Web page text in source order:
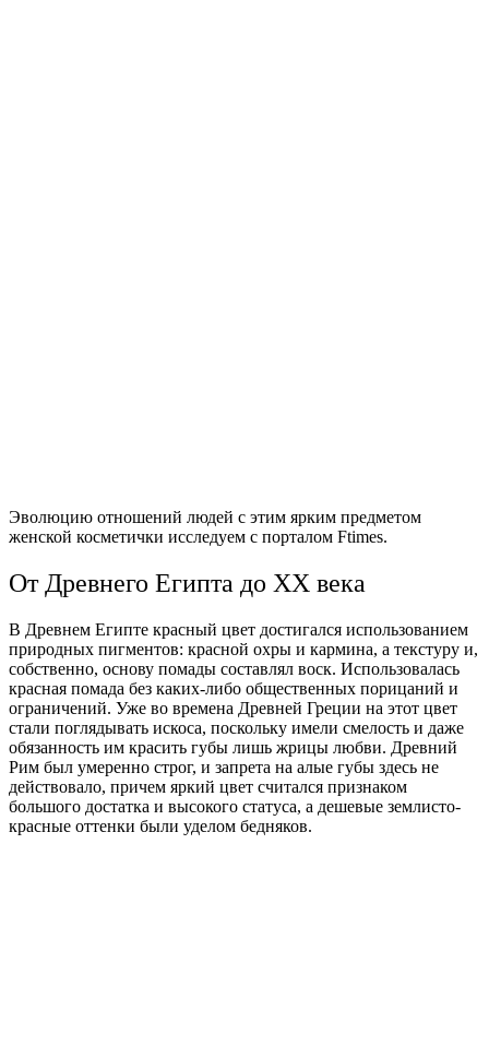
Эволюцию отношений людей с этим ярким предметом
женской косметички исследуем с порталом Ftimes.
От Древнего Египта до XX века
В Древнем Египте красный цвет достигался использованием
природных пигментов: красной охры и кармина, а текстуру и,
собственно, основу помады составлял воск. Использовалась
красная помада без каких-либо общественных порицаний и
ограничений. Уже во времена Древней Греции на этот цвет
стали поглядывать искоса, поскольку имели смелость и даже
обязанность им красить губы лишь жрицы любви. Древний
Рим был умеренно строг, и запрета на алые губы здесь не
действовало, причем яркий цвет считался признаком
большого достатка и высокого статуса, а дешевые землисто-
красные оттенки были уделом бедняков.